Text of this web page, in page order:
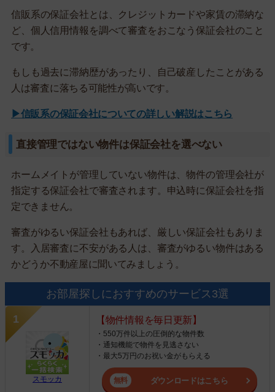
信販系の保証会社とは、クレジットカードや家賃の滞納な
ど、個人信用情報を調べて審査をおこなう保証会社のこと
です。
もしも過去に滞納歴があったり、自己破産したことがある
人は審査に落ちる可能性が高いです。
▶信販系の保証会社についての詳しい解説はこちら
直接管理ではない物件は保証会社を選べない
ホームメイトが管理していない物件は、物件の管理会社が
指定する保証会社で審査されます。申込時に保証会社を指
定できません。
審査がゆるい保証会社もあれば、厳しい保証会社もありま
す。入居審査に不安がある人は、審査がゆるい物件はある
かどうか不動産屋に聞いてみましょう。
お部屋探しにおすすめのサービス3選
スモッカ
【物件情報を毎日更新】
・550万件以上の圧倒的な物件数
・通知機能で物件を見逃さない
・最大5万円のお祝い金がもらえる
ダウンロードはこちら